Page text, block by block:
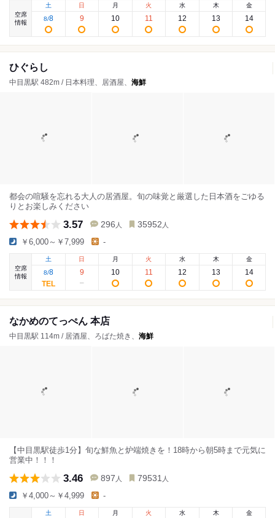
空席
情報
土
8/8
日
9
月
10
火
11
水
12
木
13
金
14
ひぐらし
中目黒駅 482m / 日本料理、居酒屋、 海鮮
都会の喧騒を忘れる大人の居酒屋。旬の味覚と厳選した日本酒をごゆる
りとお楽しみください
3.57 296 人 35952 人
￥6,000～￥7,999 -
空席
情報
土
8/8
日
9
月
10
火
11
水
12
木
13
金
14
なかめのてっぺん 本店
中目黒駅 114m / 居酒屋、ろばた焼き、 海鮮
【中目黒駅徒歩1分】旬な鮮魚と炉端焼きを！18時から朝5時まで元気に
営業中！！！
3.46 897 人 79531 人
￥4,000～￥4,999 -
土 日 月 火 水 木 金